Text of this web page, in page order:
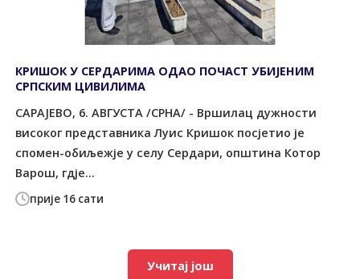
прије 16 сати
КРИШОК У СЕРДАРИМА ОДАО ПОЧАСТ УБИЈЕНИМ
СРПСКИМ ЦИВИЛИМА
САРАЈЕВО, 6. АВГУСТА /СРНА/ - Вршилац дужности
високог представника Луис Кришок посјетио је
спомен-обиљежје у селу Сердари, општина Котор
Варош, гдје...
Учитај још